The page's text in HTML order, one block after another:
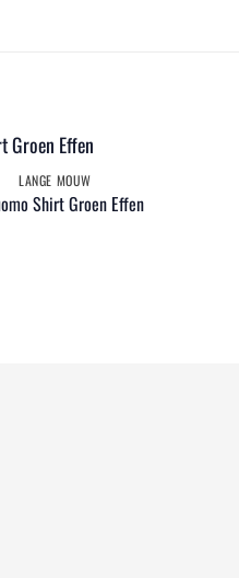
LANGE MOUW
Shirt Groen Effen